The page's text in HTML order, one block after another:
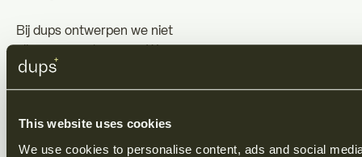
This website uses cookies
We use cookies to personalise content, ads and social
Bij dups ontwerpen we niet
verbinden dealmechanismen,
waarderingsmodellen en
samenhangende structuur.